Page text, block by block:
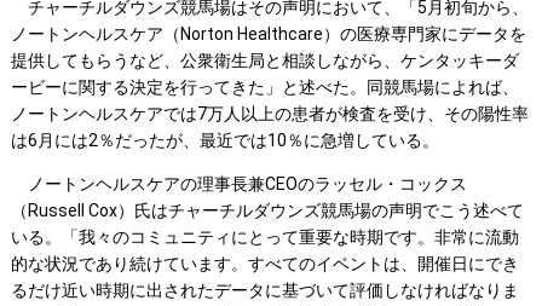
チャーチルダウンズ競馬場はその声明において、「5月初旬から、
ノートンヘルスケア（Norton Healthcare）の医療専門家にデータを
提供してもらうなど、公衆衛生局と相談しながら、ケンタッキーダ
ービーに関する決定を行ってきた」と述べた。同競馬場によれば、
ノートンヘルスケアでは7万人以上の患者が検査を受け、その陽性率
は6月には2％だったが、最近では10％に急増している。
ノートンヘルスケアの理事長兼CEOのラッセル・コックス
（Russell Cox）氏はチャーチルダウンズ競馬場の声明でこう述べて
いる。「我々のコミュニティにとって重要な時期です。非常に流動
的な状況であり続けています。すべてのイベントは、開催日にでき
るだけ近い時期に出されたデータに基づいて評価しなければなりま